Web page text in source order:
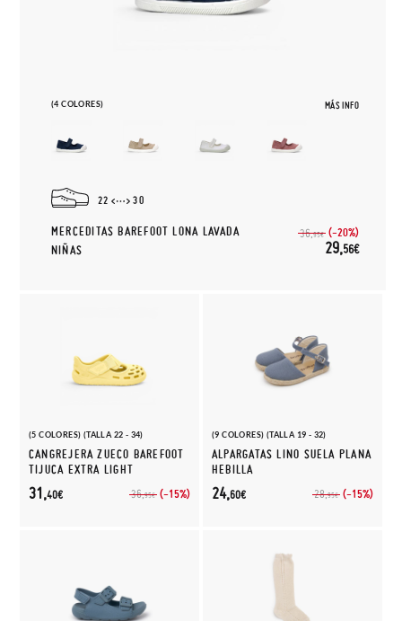
(4 COLORES) MÁS INFO
22 30
MERCEDITAS BAREFOOT LONA LAVADA
NIÑAS
36,95€ (-20%)
29,56€
(5 COLORES) (TALLA 22 - 34)
CANGREJERA ZUECO BAREFOOT
TIJUCA EXTRA LIGHT
36,95€ (-15%)
31,40€
(9 COLORES) (TALLA 19 - 32)
ALPARGATAS LINO SUELA PLANA
HEBILLA
28,95€ (-15%)
24,60€